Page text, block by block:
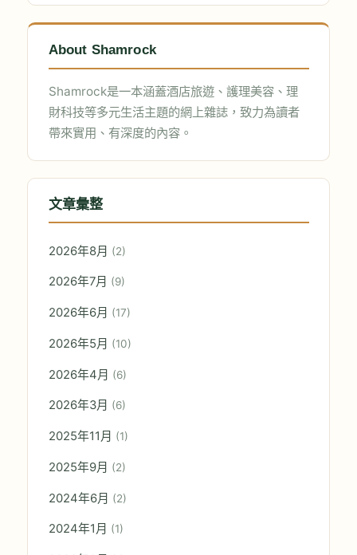
About Shamrock
Shamrock是一本涵蓋酒店旅遊、護理美容、理
財科技等多元生活主題的網上雜誌，致力為讀者
帶來實用、有深度的內容。
文章彙整
2026年8月 (2)
2026年7月 (9)
2026年6月 (17)
2026年5月 (10)
2026年4月 (6)
2026年3月 (6)
2025年11月 (1)
2025年9月 (2)
2024年6月 (2)
2024年1月 (1)